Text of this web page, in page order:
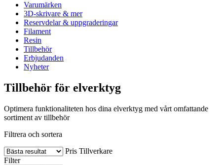
Varumärken
3D-skrivare & mer
Reservdelar & uppgraderingar
Filament
Resin
Tillbehör
Erbjudanden
Nyheter
Tillbehör för elverktyg
Optimera funktionaliteten hos dina elverktyg med vårt omfattande
sortiment av tillbehör
Filtrera och sortera
Pris Tillverkare
Filter